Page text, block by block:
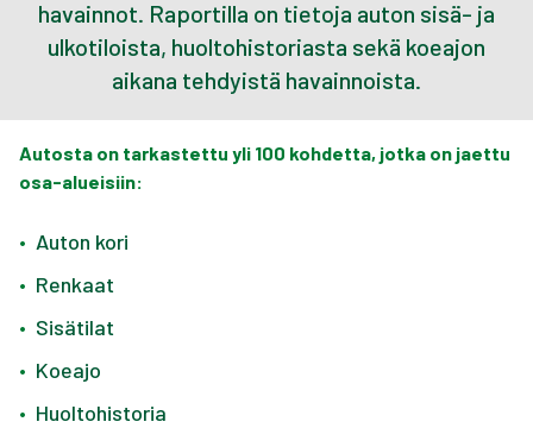
havainnot. Raportilla on tietoja auton sisä- ja
ulkotiloista, huoltohistoriasta sekä koeajon
aikana tehdyistä havainnoista.
Autosta on tarkastettu yli 100 kohdetta, jotka on jaettu
osa-alueisiin:
• Auton kori
• Renkaat
• Sisätilat
• Koeajo
• Huoltohistoria